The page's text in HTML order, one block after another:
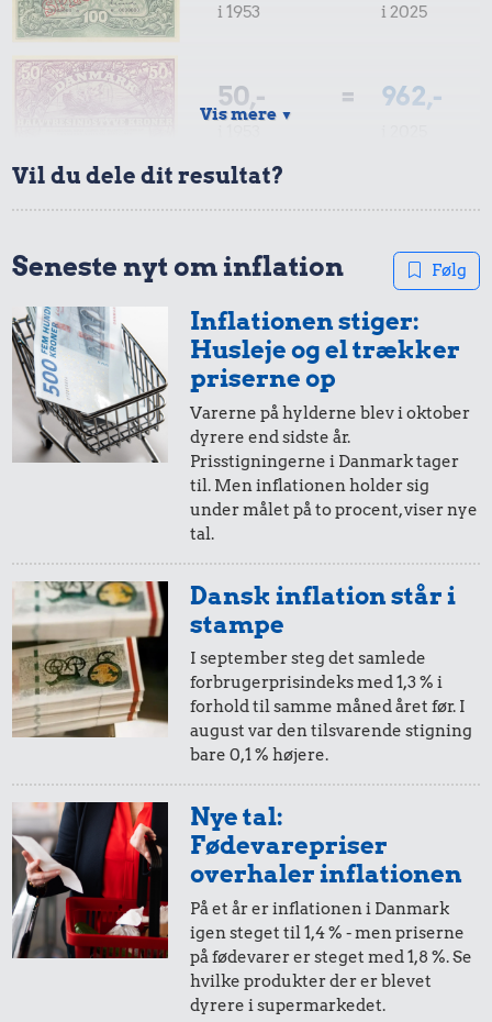
i 1953 i 2025
50,- = 962,-
10,-
i 1953
= 192,-
i 2025
5,-
i 1953
= 96,-
10 øre
i 1953
= 2,-
i 2025
0,96,-
Vis mere ▼
Vil du dele dit resultat?
Seneste nyt om inflation Følg
Inflationen stiger:
Husleje og el trækker
priserne op
Varerne på hylderne blev i oktober
dyrere end sidste år.
Prisstigningerne i Danmark tager
til. Men inflationen holder sig
under målet på to procent, viser nye
tal.
Dansk inflation står i
stampe
I september steg det samlede
forbrugerprisindeks med 1,3 % i
forhold til samme måned året før. I
august var den tilsvarende stigning
bare 0,1 % højere.
Nye tal:
Fødevarepriser
overhaler inflationen
På et år er inflationen i Danmark
igen steget til 1,4 % - men priserne
på fødevarer er steget med 1,8 %. Se
hvilke produkter der er blevet
dyrere i supermarkedet.